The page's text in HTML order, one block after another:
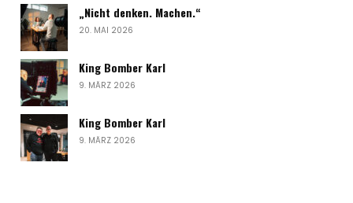
„Nicht denken. Machen.“
20. MAI 2026
King Bomber Karl
9. MÄRZ 2026
King Bomber Karl
9. MÄRZ 2026